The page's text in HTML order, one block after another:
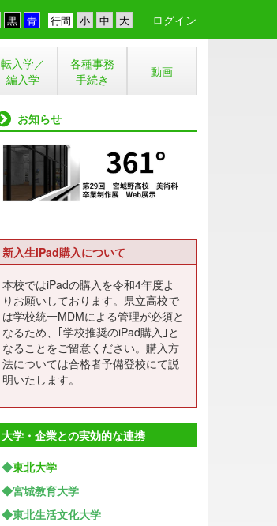
行間 ログイン
転入学／
編入学
各種事務
手続き
動画
お知らせ
新入生iPad購入について
本校ではiPadの購入を令和4年度よ
りお願いしております。県立高校で
は学校統一MDMによる管理が必須と
なるため、｢学校推奨のiPad購入｣と
なることをご留意ください。購入方
法については合格者予備登校にて説
明いたします。
大学・企業との実効的な連携
◆東北大学
◆宮城教育大学
◆東北生活文化大学